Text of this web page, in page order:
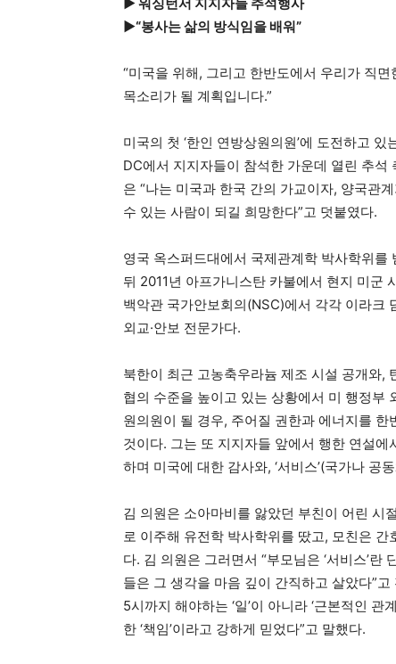
▶“봉사는 삶의 방식임을 배워”
“미국을 위해, 그리고 한반도에서 우리가 직
목소리가 될 계획입니다.”
미국의 첫 ‘한인 연방상원의원’에 도전하고
DC에서 지지자들이 참석한 가운데 열린 추
은 “나는 미국과 한국 간의 가교이자, 양국관
수 있는 사람이 되길 희망한다”고 덧붙였다.
영국 옥스퍼드대에서 국제관계학 박사학위
뒤 2011년 아프가니스탄 카불에서 현지 미
백악관 국가안보회의(NSC)에서 각각 이라크
외교·안보 전문가다.
북한이 최근 고농축우라늄 제조 시설 공개와,
협의 수준을 높이고 있는 상황에서 미 행정부
원의원이 될 경우, 주어질 권한과 에너지를
것이다. 그는 또 지지자들 앞에서 행한 연설
하며 미국에 대한 감사와, ‘서비스’(국가나 공
김 의원은 소아마비를 앓았던 부친이 어린 시
로 이주해 유전학 박사학위를 땄고, 모친은
다. 김 의원은 그러면서 “부모님은 ‘서비스’란
들은 그 생각을 마음 깊이 간직하고 살았다”
5시까지 해야하는 ‘일’이 아니라 ‘근본적인
한 ‘책임’이라고 강하게 믿었다”고 말했다.